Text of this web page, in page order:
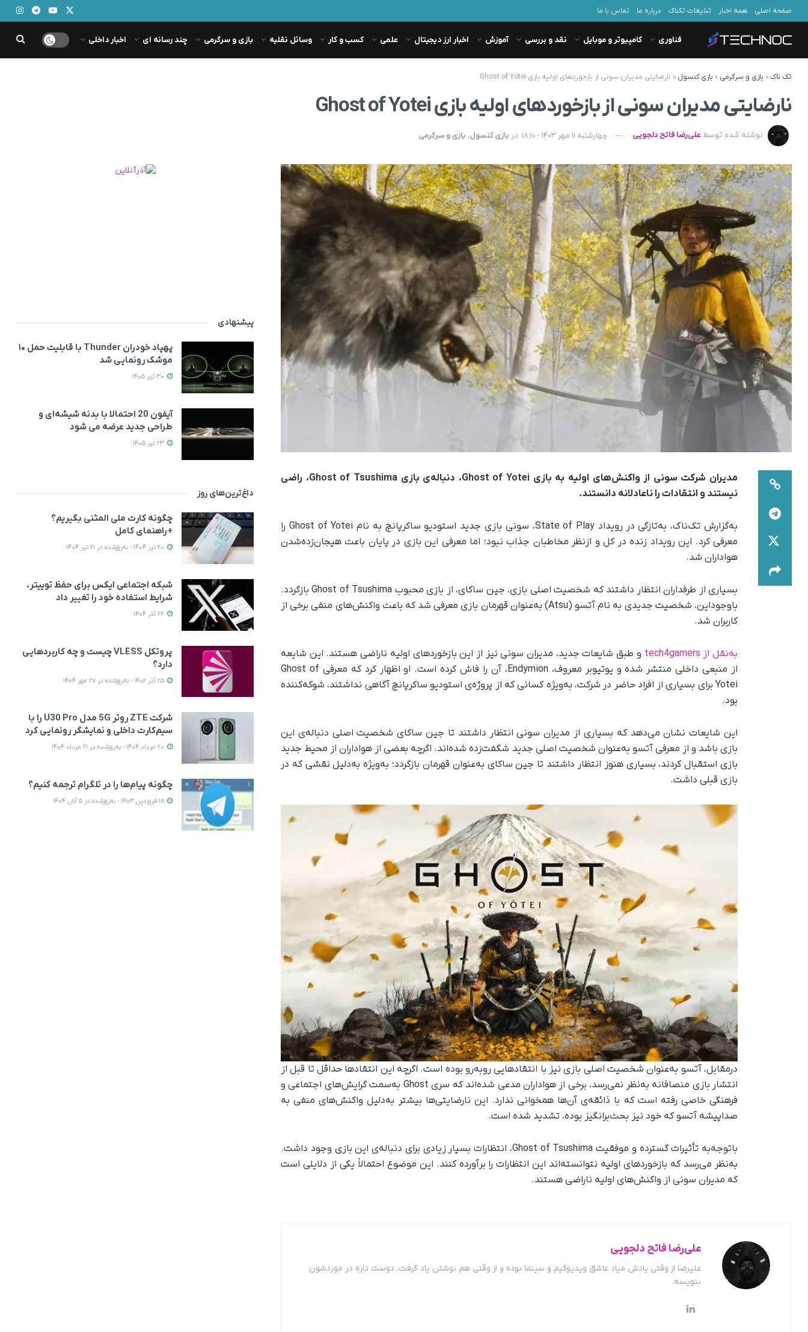
صفحه اصلی همه اخبار تبلیغات تکناک درباره ما تماس با ما
فناوری کامپیوتر و موبایل نقد و بررسی آموزش اخبار ارز دیجیتال علمی کسب و کار وسائل نقلیه بازی و سرگرمی چند رسانه ای اخبار داخلی
تک ناک» بازی و سرگرمی » بازی کنسول » نارضایتی مدیران سونی از بازخوردهای اولیه بازی Ghost of Yotei
نارضایتی مدیران سونی از بازخوردهای اولیه بازی Ghost of Yotei
نوشته شده توسط علی‌رضا فاتح دلجویی چهارشنبه 11 مهر 1403 - 18:10 در بازی کنسول, بازی و سرگرمی
مدیران شرکت سونی از واکنش‌های اولیه به بازی Ghost of Yotei، دنباله‌ی بازی Ghost of Tsushima، راضی
نیستند و انتقادات را ناعادلانه دانستند.
به‌گزارش تک‌ناک، به‌تازگی در رویداد State of Play، سونی بازی جدید استودیو ساکرپانچ به نام Ghost of Yotei را
معرفی کرد. این رویداد زنده در کل و از‌نظر مخاطبان جذاب نبود؛ اما معرفی این بازی در پایان باعث هیجان‌زده‌شدن
هواداران شد.
بسیاری از طرفداران انتظار داشتند که شخصیت اصلی بازی، جین ساکای، از بازی محبوب Ghost of Tsushima بازگردد.
با‌وجود‌این، شخصیت جدیدی به نام آتسو (Atsu) به‌عنوان قهرمان بازی معرفی شد که باعث واکنش‌های منفی برخی از
کاربران شد.
به‌‌نقل از tech4gamers
و طبق شایعات جدید، مدیران سونی نیز از این بازخوردهای اولیه ناراضی هستند. این شایعه
از منبعی داخلی منتشر شده و یوتیوبر معروف، Endymion، آن را فاش کرده است. او اظهار کرد که معرفی Ghost of
Yotei برای بسیاری از افراد حاضر در شرکت، به‌ویژه کسانی که از پروژه‌ی استودیو ساکرپانچ آگاهی نداشتند، شوکه‌کننده
بود.
این شایعات نشان می‌دهد که بسیاری از مدیران سونی انتظار داشتند تا جین ساکای شخصیت اصلی دنباله‌ی این
بازی باشد و از معرفی آتسو به‌عنوان شخصیت اصلی جدید شگفت‌زده شده‌اند. اگرچه بعضی از هواداران از محیط جدید
بازی استقبال کردند، بسیاری هنوز انتظار داشتند تا جین ساکای به‌عنوان قهرمان بازگردد؛ به‌ویژه به‌دلیل نقشی که در
بازی قبلی داشت.
درمقابل، آتسو به‌عنوان شخصیت اصلی بازی نیز با انتقادهایی روبه‌رو بوده است. اگرچه این انتقادها حداقل تا قبل از
انتشار بازی منصافانه به‌نظر نمی‌رسد، برخی از هواداران مدعی شده‌اند که سری Ghost به‌سمت گرایش‌های اجتماعی و
فرهنگی خاصی رفته است که با ذائقه‌ی آن‌ها همخوانی ندارد. این نارضایتی‌ها بیشتر به‌دلیل واکنش‌های منفی به
صداپیشه آتسو که خود نیز بحث‌برانگیز بوده، تشدید شده است.
با‌توجه‌به تأثیرات گسترده و موفقیت Ghost of Tsushima، انتظارات بسیار زیادی برای دنباله‌ی این بازی وجود داشت.
به‌نظر می‌رسد که بازخوردهای اولیه نتوانسته‌اند این انتظارات را برآورده کنند. این موضوع احتمالاً یکی از دلایلی است
که مدیران سونی از واکنش‌های اولیه ناراضی هستند.
علی‌رضا فاتح دلجویی
علیرضا از وقتی یادش میاد عاشق ویدیوگیم و سینما بوده و از وقتی هم نوشتن یاد گرفت، دوست داره در موردشون
بنویسه.
پیشنهادی
پهپاد خودران Thunder با قابلیت حمل ۱۰
موشک رونمایی شد
آیفون 20 احتمالا با بدنه شیشه‌ای و
طراحی جدید عرضه می‌ شود
داغ‌ترین‌های روز
چگونه کارت ملی المثنی بگیریم؟
+راهنمای کامل
شبکه اجتماعی ایکس برای حفظ توییتر،
شرایط استفاده خود را تغییر داد
پروتکل VLESS چیست و چه کاربردهایی
دارد؟
شرکت ZTE روتر 5G مدل U30 Pro را با
سیم‌کارت داخلی و نمایشگر رونمایی کرد
چگونه پیام‌ها را در تلگرام ترجمه کنیم؟